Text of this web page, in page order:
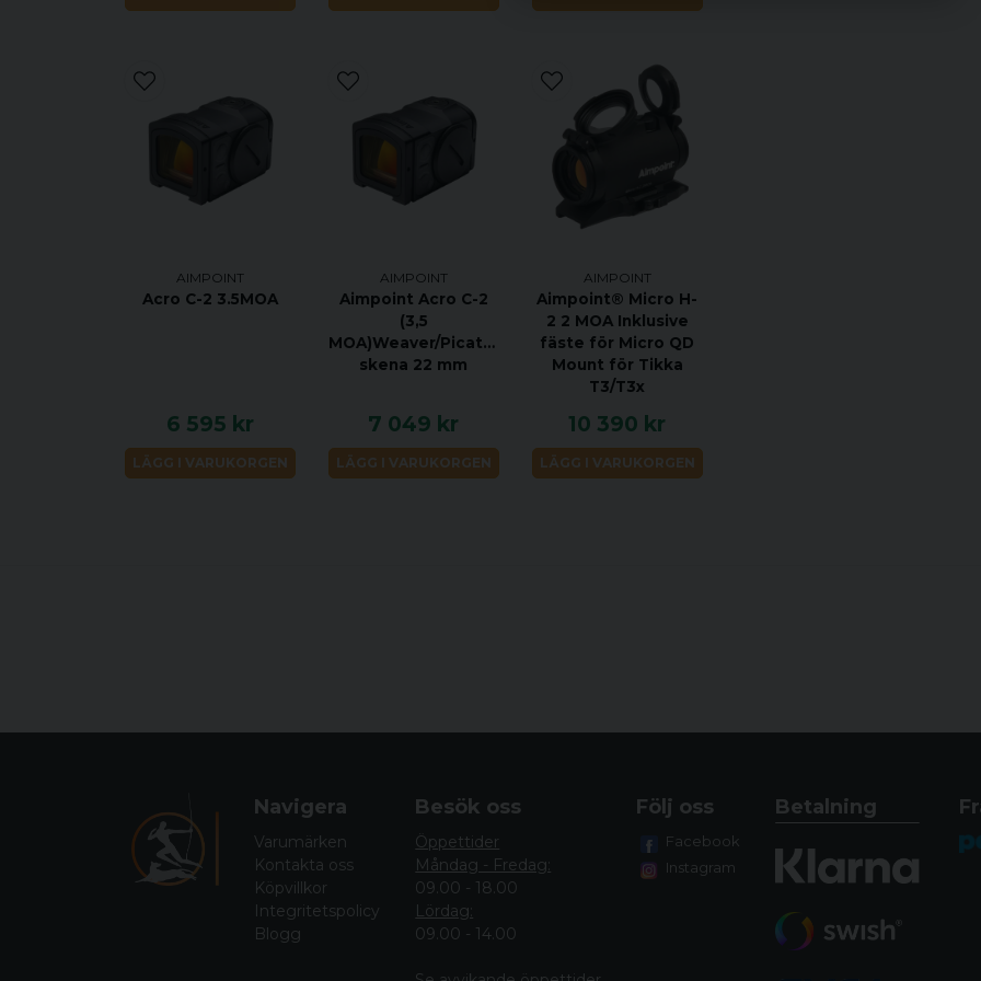
AIMPOINT
Acro C-2 3.5MOA
6 595 kr
LÄGG I VARUKORGEN
AIMPOINT
Aimpoint Acro C-2
(3,5
MOA)Weaver/Picatinny
skena 22 mm
7 049 kr
LÄGG I VARUKORGEN
AIMPOINT
Aimpoint® Micro H-
2 2 MOA Inklusive
fäste för Micro QD
Mount för Tikka
T3/T3x
10 390 kr
LÄGG I VARUKORGEN
Nedsänkbar till 25 meter
Navigera
Varumärken
Kontakta oss
Köpvillkor
Integritetspolicy
Blogg
Besök oss
Öppettider
Måndag - Fredag:
09.00 - 18.00
Lördag:
09.00 - 14.00
Följ oss
Facebook
Instagram
Betalning